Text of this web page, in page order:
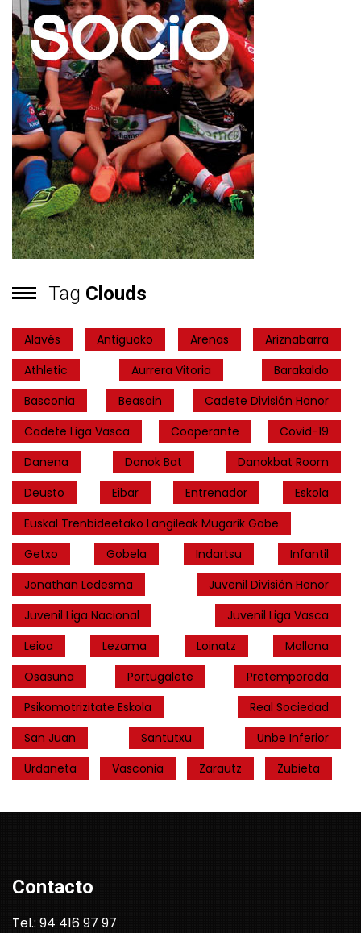
Tag Clouds
Alavés Antiguoko Arenas
Ariznabarra
Athletic
Aurrera Vitoria
Barakaldo
Basconia
Beasain
Cadete División Honor
Cadete Liga Vasca
Cooperante
Covid-19
Danena
Danok Bat
Danokbat Room
Deusto
Eibar Entrenador
Eskola
Euskal Trenbideetako Langileak Mugarik Gabe
Getxo
Gobela Indartsu
Infantil
Jonathan Ledesma
Juvenil División Honor
Juvenil Liga Nacional
Juvenil Liga Vasca
Leioa
Lezama Loinatz
Mallona
Osasuna
Portugalete
Pretemporada
Psikomotrizitate Eskola
Real Sociedad
San Juan
Santutxu
Unbe Inferior
Urdaneta
Vasconia Zarautz Zubieta
Contacto
Tel.: 94 416 97 97